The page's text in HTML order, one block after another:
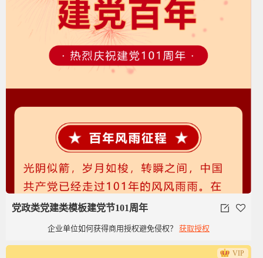
党政类党建类模板建党节101周年
企业单位如何获得商用授权避免侵权？ 获取授权
VIP